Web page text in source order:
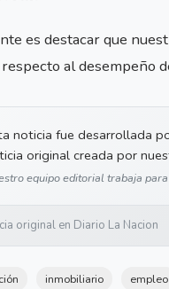
es destacar que
al desempeño
noticia fue desarrollada
original creada por
equipo editorial trabaja
original en Diario La Nacion
inmobiliario empleo